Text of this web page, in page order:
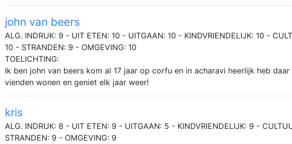
john van beers
ALG. INDRUK: 9 - UIT ETEN: 10 - UITGAAN: 10 - KINDVRIENDELIJK: 10 -
10 - STRANDEN: 9 - OMGEVING: 10
TOELICHTING:
Ik ben john van beers kom al 17 jaar op corfu en in acharavi heerlijk heb daar
vienden wonen en geniet elk jaar weer!
kris
ALG. INDRUK: 8 - UIT ETEN: 9 - UITGAAN: 5 - KINDVRIENDELIJK: 9 -
STRANDEN: 9 - OMGEVING: 9